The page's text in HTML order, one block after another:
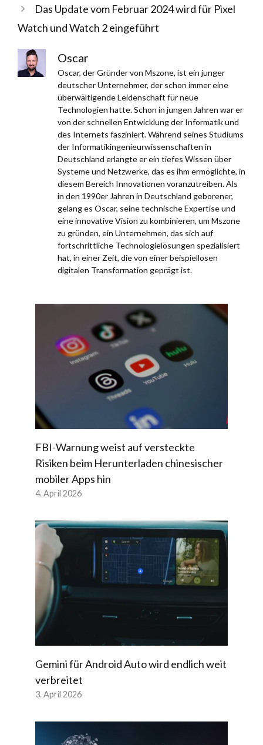
Das Update vom Februar 2024 wird für Pixel
Watch und Watch 2 eingeführt
Oscar
Oscar, der Gründer von Mszone, ist ein junger
deutscher Unternehmer, der schon immer eine
überwältigende Leidenschaft für neue
Technologien hatte. Schon in jungen Jahren war er
von der schnellen Entwicklung der Informatik und
des Internets fasziniert. Während seines Studiums
der Informatikingenieurwissenschaften in
Deutschland erlangte er ein tiefes Wissen über
Systeme und Netzwerke, das es ihm ermöglichte, in
diesem Bereich Innovationen voranzutreiben. Als
in den 1990er Jahren in Deutschland geborener,
gelang es Oscar, seine technische Expertise und
eine innovative Vision zu kombinieren, um Mszone
zu gründen, ein Unternehmen, das sich auf
fortschrittliche Technologielösungen spezialisiert
hat, in einer Zeit, die von einer beispiellosen
digitalen Transformation geprägt ist.
FBI-Warnung weist auf versteckte
Risiken beim Herunterladen chinesischer
mobiler Apps hin
4. April 2026
Gemini für Android Auto wird endlich weit
verbreitet
3. April 2026